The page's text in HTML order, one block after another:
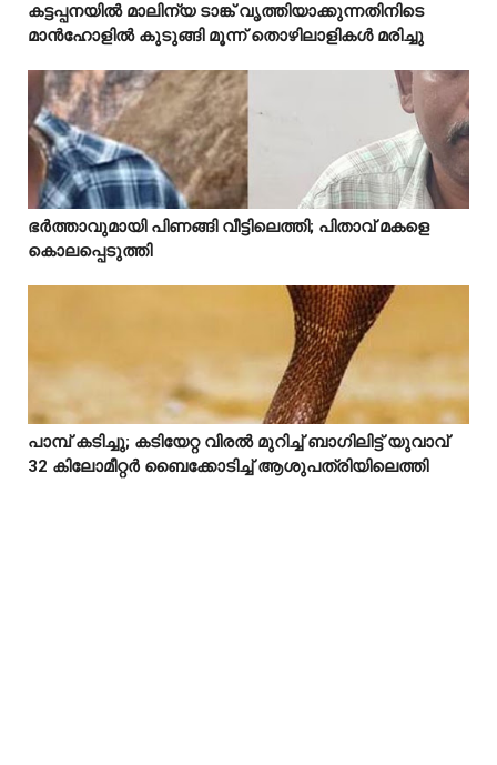
  
കട്ടപ്പനയിൽ മാലിന്യ ടാങ്ക് വൃത്തിയാക്കുന്നതിനിടെ
മാൻഹോളിൽ കുടുങ്ങി മൂന്ന് തൊഴിലാളികൾ മരിച്ചു
  
ഭർത്താവുമായി പിണങ്ങി വീട്ടിലെത്തി; പിതാവ് മകളെ
കൊലപ്പെടുത്തി
  
Mostreaded
പാമ്പ് കടിച്ചു; കടിയേറ്റ വിരൽ മുറിച്ച് ബാഗിലിട്ട് യുവാവ്
32 കിലോമീറ്റർ ബൈക്കോടിച്ച് ആശുപത്രിയിലെത്തി